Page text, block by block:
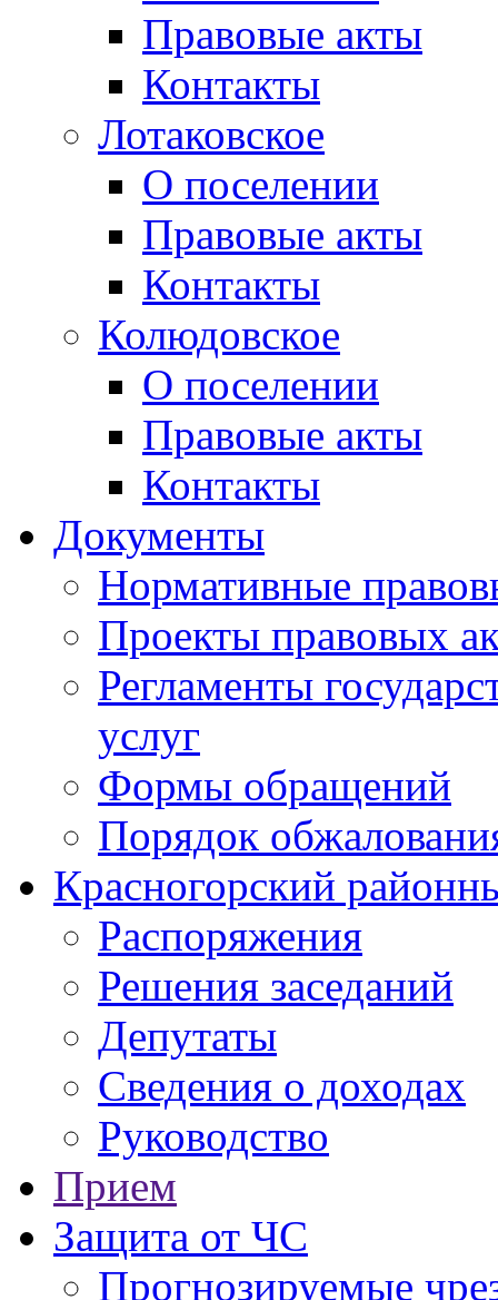
Правовые акты
Контакты
Лотаковское
О поселении
Правовые акты
Контакты
Колюдовское
О поселении
Правовые акты
Контакты
Документы
Нормативные
Проекты правовых
Регламенты
услуг
Формы обращений
Порядок
Красногорский
Распоряжения
Решения заседаний
Депутаты
Сведения о доходах
Руководство
Прием
Защита от ЧС
Прогнозируемые